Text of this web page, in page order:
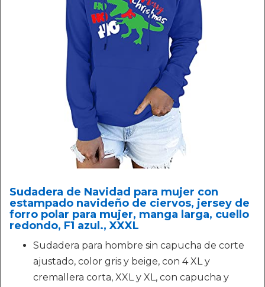
Sudadera de Navidad para mujer con
estampado navideño de ciervos, jersey de
forro polar para mujer, manga larga, cuello
redondo, F1 azul., XXXL
Sudadera para hombre sin capucha de corte
ajustado, color gris y beige, con 4 XL y
cremallera corta, XXL y XL, con capucha y